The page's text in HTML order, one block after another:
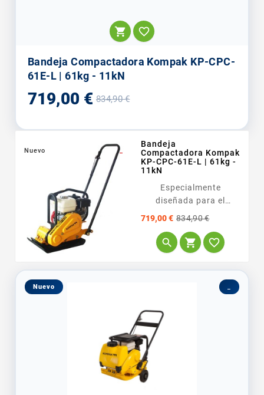
 
Bandeja Compactadora Kompak KP-CPC-
61E-L | 61kg - 11kN
719,00 € 834,90 €
Nuevo _
Bandeja
Compactadora Kompak
KP-CPC-61E-L | 61kg -
11kN
Especialmente
diseñada para el
mantenimiento de
compactación de
suelos granulares,
equipo ideal para
719,00 € 834,90 €
  
Nuevo